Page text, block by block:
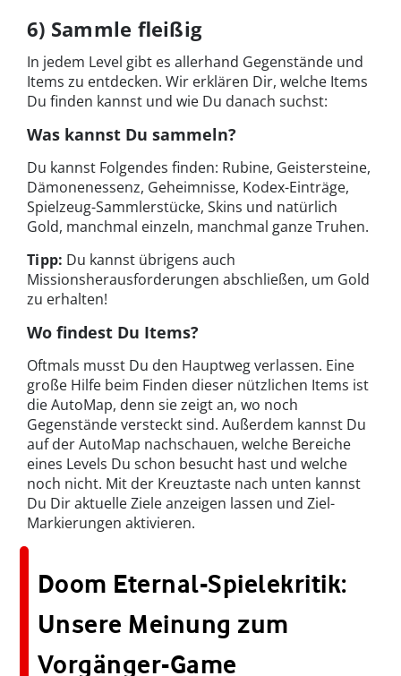
6) Sammle fleißig
In jedem Level gibt es allerhand Gegenstände und
Items zu entdecken. Wir erklären Dir, welche Items
Du finden kannst und wie Du danach suchst:
Was kannst Du sammeln?
Du kannst Folgendes finden: Rubine, Geistersteine,
Dämonenessenz, Geheimnisse, Kodex-Einträge,
Spielzeug-Sammlerstücke, Skins und natürlich
Gold, manchmal einzeln, manchmal ganze Truhen.
Tipp: Du kannst übrigens auch
Missionsherausforderungen abschließen, um Gold
zu erhalten!
Wo findest Du Items?
Oftmals musst Du den Hauptweg verlassen. Eine
große Hilfe beim Finden dieser nützlichen Items ist
die AutoMap, denn sie zeigt an, wo noch
Gegenstände versteckt sind. Außerdem kannst Du
auf der AutoMap nachschauen, welche Bereiche
eines Levels Du schon besucht hast und welche
noch nicht. Mit der Kreuztaste nach unten kannst
Du Dir aktuelle Ziele anzeigen lassen und Ziel-
Markierungen aktivieren.
Doom Eternal-Spielekritik:
Unsere Meinung zum
Vorgänger-Game